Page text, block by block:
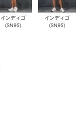
インディゴ
(SN95)
インディゴ
(SN95)